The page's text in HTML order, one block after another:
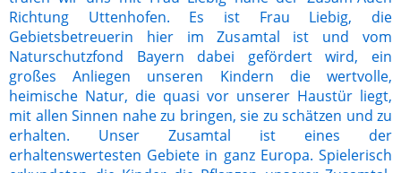
Richtung Uttenhofen. Es ist Frau Liebig, die
Gebietsbetreuerin hier im Zusamtal ist und vom
Naturschutzfond Bayern dabei gefördert wird, ein
großes Anliegen unseren Kindern die wertvolle,
heimische Natur, die quasi vor unserer Haustür liegt,
mit allen Sinnen nahe zu bringen, sie zu schätzen und zu
erhalten. Unser Zusamtal ist eines der
erhaltenswertesten Gebiete in ganz Europa. Spielerisch